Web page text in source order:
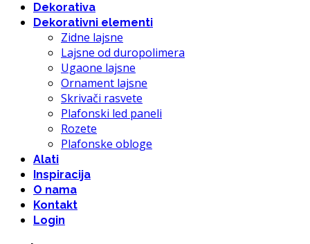
Dekorativa
Dekorativni elementi
Zidne lajsne
Lajsne od duropolimera
Ugaone lajsne
Ornament lajsne
Skrivači rasvete
Plafonski led paneli
Rozete
Plafonske obloge
Alati
Inspiracija
O nama
Kontakt
Login